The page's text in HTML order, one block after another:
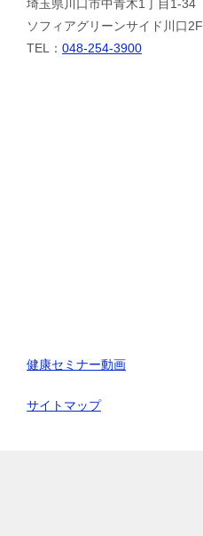
埼玉県川口市中青木1丁目1-34
ソフィアグリーンサイド川口2F
TEL： 048-254-3900
健康セミナー動画
サイトマップ